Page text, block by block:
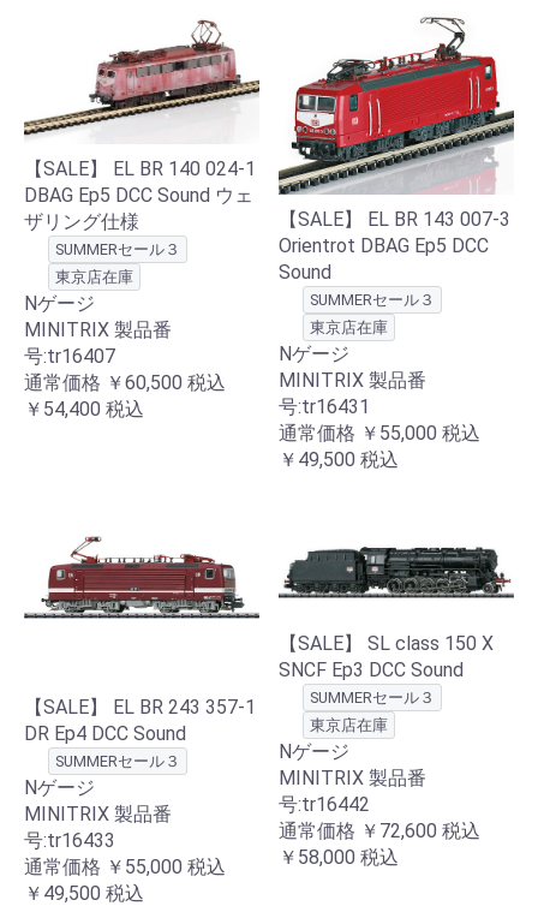
【SALE】 EL BR 140 024-1
DBAG Ep5 DCC Sound ウェ
ザリング仕様
SUMMERセール３
東京店在庫
Nゲージ
MINITRIX 製品番
号:tr16407
通常価格 ￥60,500 税込
￥54,400 税込
【SALE】 EL BR 143 007-3
Orientrot DBAG Ep5 DCC
Sound
SUMMERセール３
東京店在庫
Nゲージ
MINITRIX 製品番
号:tr16431
通常価格 ￥55,000 税込
￥49,500 税込
【SALE】 EL BR 243 357-1
DR Ep4 DCC Sound
SUMMERセール３
Nゲージ
MINITRIX 製品番
号:tr16433
通常価格 ￥55,000 税込
￥49,500 税込
【SALE】 SL class 150 X
SNCF Ep3 DCC Sound
SUMMERセール３
東京店在庫
Nゲージ
MINITRIX 製品番
号:tr16442
通常価格 ￥72,600 税込
￥58,000 税込